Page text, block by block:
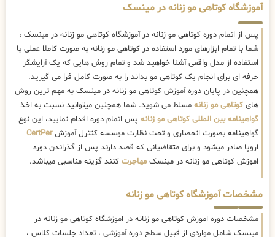
آموزشگاه کوتاهی مو زنانه در مینسک
پس از اتمام دوره کوتاهی مو زنانه در آموزشگاه کوتاهی مو زنانه در مینسک ،
شما با تمام ابزارهای مورد استفاده در کوتاهی مو زنانه به صورت کاملا عملی با
استفاده از مدل واقعی آشنا خواهید شد و تمام روش هایی که یک آرایشگر
حرفه ای برای انجام یک کوتاهی مو بداند را به صورت کامل فرا می گیرید.
همچنین در پایان دوره آموزش کوتاهی مو زنانه در مینسک به مهم ترین روش
های کوتاهی مو زنانه مسلط می شوید. شما همچنین میتوانید نسبت به اخذ
گواهینامه بین المللی کوتاهی مو زنانه پس اتمام دوره اقدام نمایید، این نوع
گواهینامه بصورت انحصاری و تحت نظارت موسسه کنترل آموزشCertPer
اروپا صادر میشود و برای متقاضیانی که قصد دارند پس از گذراندن دوره
اموزش کوتاهی مو زنانه در مینسک مهاجرت کنند گزینه مناسبی میباشد.
مشخصات آموزشگاه کوتاهی مو زنانه
مشخصات دوره اموزش کوتاهی مو زنانه در اموزشگاه کوتاهی مو زنانه در
مینسک شامل مواردی از قبیل سطح دوره آموزشی ، تعداد جلسات کلاس ،